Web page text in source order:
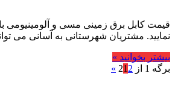
نمایید. مشتریان شهرستانی به آسانی می
بیشتر بخوانید »
برگه 1 از 2
1 2
»